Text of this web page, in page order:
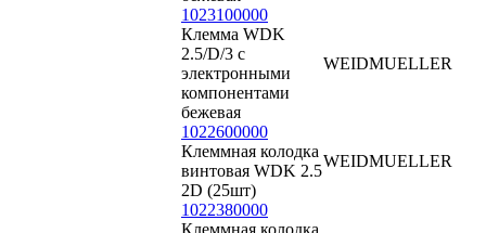
1023100000
Клемма WDK
2.5/D/3 с
электронными
компонентами
бежевая
WEIDMUELLER
1022600000
Клеммная колодка
винтовая WDK 2.5
2D (25шт)
WEIDMUELLER
1022380000
Клеммная колодка